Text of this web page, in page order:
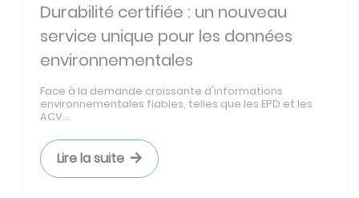
Durabilité certifiée : un nouveau
service unique pour les données
environnementales
Face à la demande croissante d'informations
environnementales fiables, telles que les EPD et les
ACV...
Lire la suite